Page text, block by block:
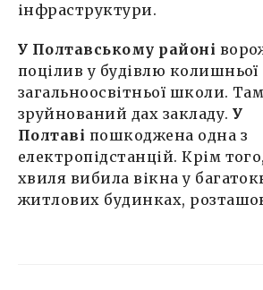
інфраструктури.
У Полтавському районі
поцілив у будівлю колишньої
загальноосвітньої школи.
зруйнований дах закладу. У
Полтаві пошкоджена одна з
електропідстанцій. Крім
хвиля вибила вікна у
житлових будинках,